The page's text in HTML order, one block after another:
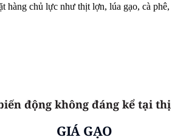
hàng chủ lực như thịt lợn, lúa gạo, cà
động không đáng kể tại
GIÁ GẠO